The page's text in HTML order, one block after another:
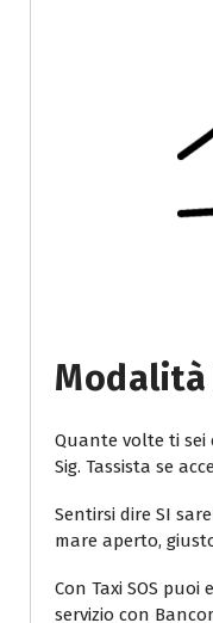
Modalità
Quante volte ti
Sig. Tassista se
Sentirsi dire SI
mare aperto,
Con Taxi SOS
servizio con